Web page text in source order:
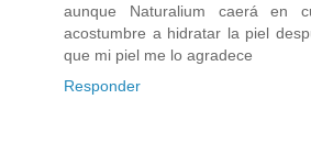
aunque Naturalium caerá en
acostumbre a hidratar la piel
que mi piel me lo agradece
Responder